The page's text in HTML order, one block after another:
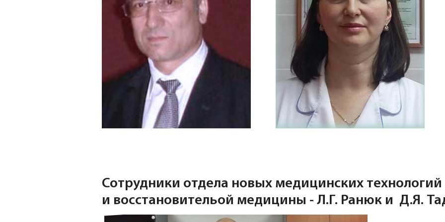
Сотрудники отдела новых медицинских технологий
и восстановительой медицины - Л.Г. Ранюк и Д.Я.